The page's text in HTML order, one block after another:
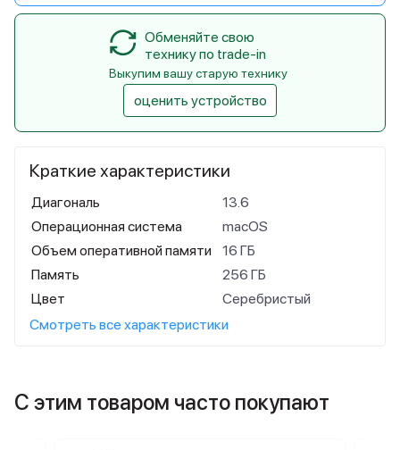
Краткие характеристики
Диагональ
13.6
Операционная система
macOS
Объем оперативной памяти
16 ГБ
Память
256 ГБ
Цвет
Серебристый
Смотреть все характеристики
Обменяйте свою
технику по trade-in
Выкупим вашу старую технику
оценить устройство
С этим товаром часто покупают